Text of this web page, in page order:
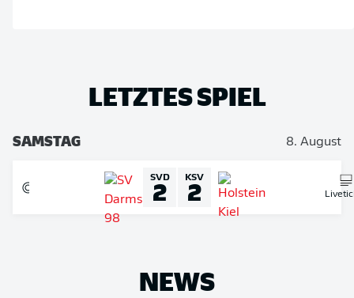
LETZTES SPIEL
SAMSTAG 8. August
SVD
2 KSV
2
NEWS